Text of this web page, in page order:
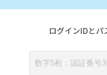
ログインIDと